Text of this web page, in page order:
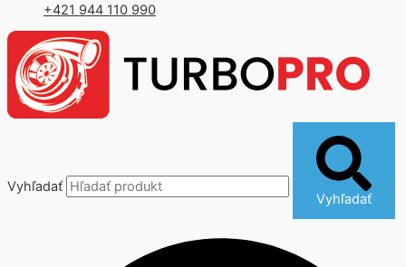
+421 944 110 990
Vyhľadať
Vyhľadať